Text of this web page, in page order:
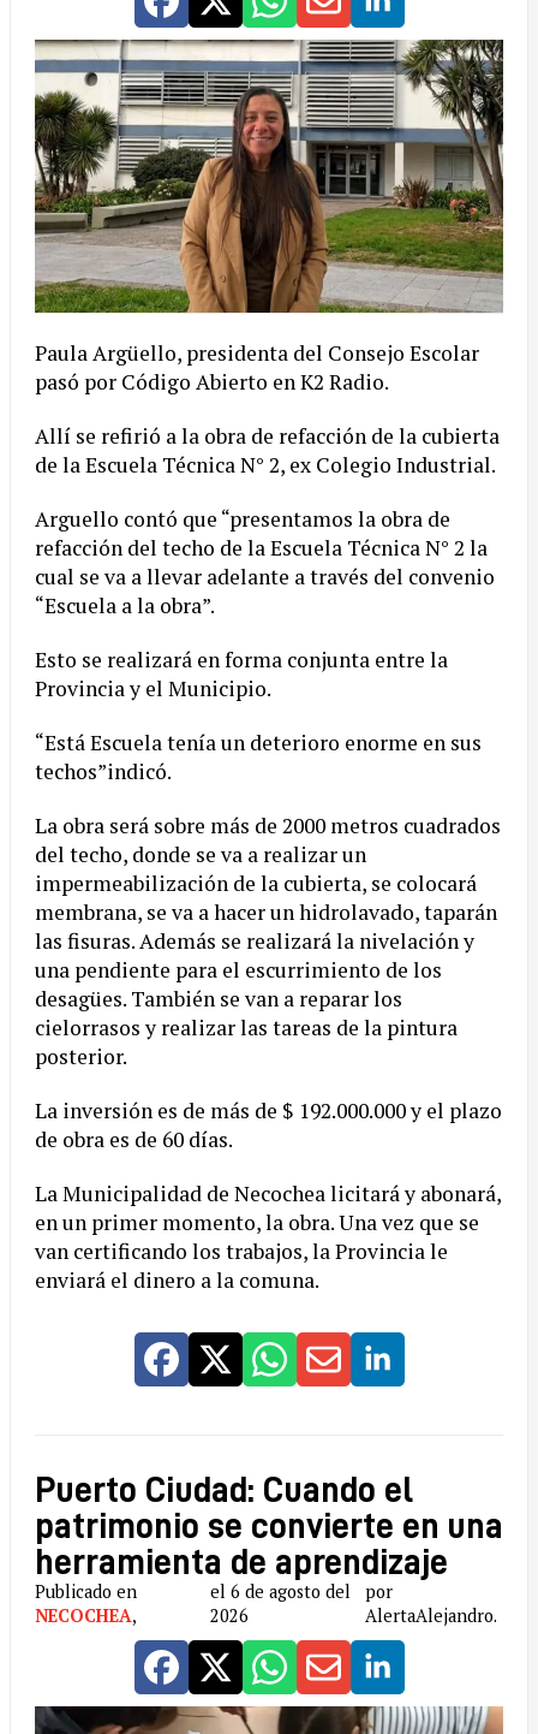
Paula Argüello, presidenta del Consejo Escolar
pasó por Código Abierto en K2 Radio.
Allí se refirió a la obra de refacción de la cubierta
de la Escuela Técnica N° 2, ex Colegio Industrial.
Arguello contó que “presentamos la obra de
refacción del techo de la Escuela Técnica N° 2 la
cual se va a llevar adelante a través del convenio
“Escuela a la obra”.
Esto se realizará en forma conjunta entre la
Provincia y el Municipio.
“Está Escuela tenía un deterioro enorme en sus
techos”indicó.
La obra será sobre más de 2000 metros cuadrados
del techo, donde se va a realizar un
impermeabilización de la cubierta, se colocará
membrana, se va a hacer un hidrolavado, taparán
las fisuras. Además se realizará la nivelación y
una pendiente para el escurrimiento de los
desagües. También se van a reparar los
cielorrasos y realizar las tareas de la pintura
posterior.
La inversión es de más de $ 192.000.000 y el plazo
de obra es de 60 días.
La Municipalidad de Necochea licitará y abonará,
en un primer momento, la obra. Una vez que se
van certificando los trabajos, la Provincia le
enviará el dinero a la comuna.
Puerto Ciudad: Cuando el
patrimonio se convierte en una
herramienta de aprendizaje
Publicado en
NECOCHEA,
el 6 de agosto del
2026
por
AlertaAlejandro.